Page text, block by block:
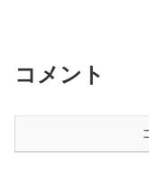
コメント